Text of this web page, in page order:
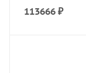
113666 ₽